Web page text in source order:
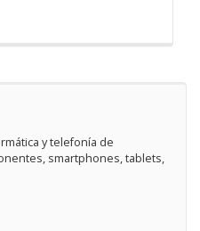
y telefonía de
smartphones, tablets,